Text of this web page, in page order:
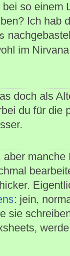
so einem
Ich hab
im
doch als
du für die
aber
: jein,
sie